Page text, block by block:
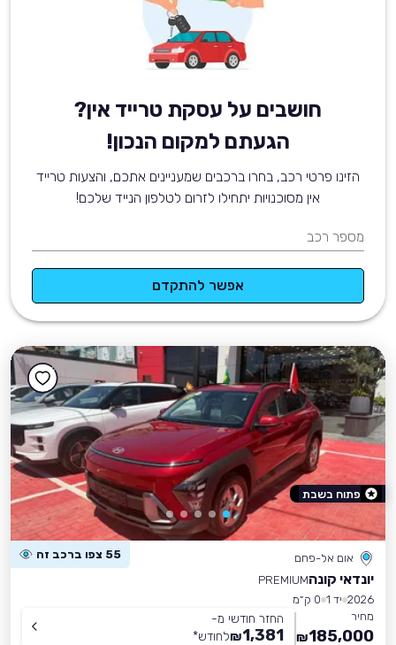
חושבים על עסקת טרייד אין?
הגעתם למקום הנכון!
הזינו פרטי רכב, בחרו ברכבים שמעניינים אתכם, והצעות טרייד
אין מסוכנויות יתחילו לזרום לטלפון הנייד שלכם!
מספר רכב
אפשר להתקדם
אום אל-פחם 55 צפו ברכב זה
יונדאי קונהPREMIUM
2026 יד 1
0 ק״מ
מחיר
185,000
₪
החזר חודשי מ-
1,381
₪לחודש*
פתוח בשבת